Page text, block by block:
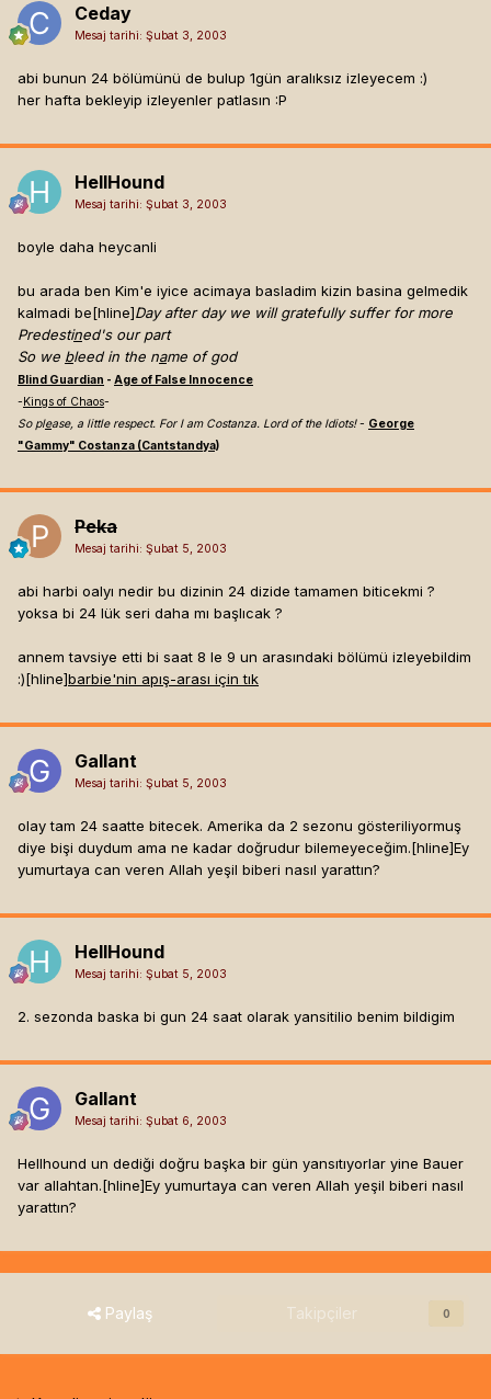
Ceday
Mesaj tarihi: Şubat 3, 2003
abi bunun 24 bölümünü de bulup 1gün aralıksız izleyecem :)
her hafta bekleyip izleyenler patlasın :P
HellHound
Mesaj tarihi: Şubat 3, 2003
boyle daha heycanli
bu arada ben Kim'e iyice acimaya basladim kizin basina gelmedik
kalmadi be[hline]Day after day we will gratefully suffer for more
Predestined's our part
So we bleed in the name of god
Blind Guardian - Age of False Innocence
- Kings of Chaos-
So please, a little respect. For I am Costanza. Lord of the Idiots!- George
"Gammy" Costanza (Cantstandya)
Peka
Mesaj tarihi: Şubat 5, 2003
abi harbi oalyı nedir bu dizinin 24 dizide tamamen biticekmi ?
yoksa bi 24 lük seri daha mı başlıcak ?
annem tavsiye etti bi saat 8 le 9 un arasındaki bölümü izleyebildim
:)[hline]barbie'nin apış-arası için tık
Gallant
Mesaj tarihi: Şubat 5, 2003
olay tam 24 saatte bitecek. Amerika da 2 sezonu gösteriliyormuş
diye bişi duydum ama ne kadar doğrudur bilemeyeceğim.[hline]Ey
yumurtaya can veren Allah yeşil biberi nasıl yarattın?
HellHound
Mesaj tarihi: Şubat 5, 2003
2. sezonda baska bi gun 24 saat olarak yansitilio benim bildigim
Gallant
Mesaj tarihi: Şubat 6, 2003
Hellhound un dediği doğru başka bir gün yansıtıyorlar yine Bauer
var allahtan.[hline]Ey yumurtaya can veren Allah yeşil biberi nasıl
yarattın?
Paylaş Takipçiler 0